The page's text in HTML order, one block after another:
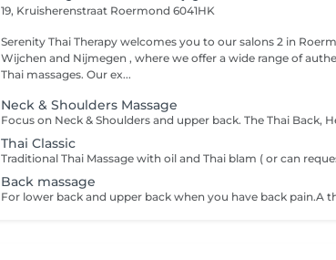
19, Kruisherenstraat Roermond 6041HK
Serenity Thai Therapy welcomes you to our salons 2 in Roermond,
Wijchen and Nijmegen , where we offer a wide range of
Thai massages. Our ex...
Neck & Shoulders Massage
Thai Classic
Back massage